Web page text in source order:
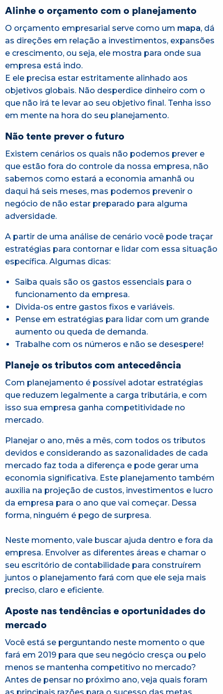
Alinhe o orçamento com o planejamento
O orçamento empresarial serve como um mapa, dá
as direções em relação a investimentos, expansões
e crescimento, ou seja, ele mostra para onde sua
empresa está indo.
E ele precisa estar estritamente alinhado aos
objetivos globais. Não desperdice dinheiro com o
que não irá te levar ao seu objetivo final. Tenha isso
em mente na hora do seu planejamento.
Não tente prever o futuro
Existem cenários os quais não podemos prever e
que estão fora do controle da nossa empresa, não
sabemos como estará a economia amanhã ou
daqui há seis meses, mas podemos prevenir o
negócio de não estar preparado para alguma
adversidade.
A partir de uma análise de cenário você pode traçar
estratégias para contornar e lidar com essa situação
específica. Algumas dicas:
Saiba quais são os gastos essenciais para o
funcionamento da empresa.
Divida-os entre gastos fixos e variáveis.
Pense em estratégias para lidar com um grande
aumento ou queda de demanda.
Trabalhe com os números e não se desespere!
Planeje os tributos com antecedência
Com planejamento é possível adotar estratégias
que reduzem legalmente a carga tributária, e com
isso sua empresa ganha competitividade no
mercado.
Planejar o ano, mês a mês, com todos os tributos
devidos e considerando as sazonalidades de cada
mercado faz toda a diferença e pode gerar uma
economia significativa. Este planejamento também
auxilia na projeção de custos, investimentos e lucro
da empresa para o ano que vai começar. Dessa
forma, ninguém é pego de surpresa.
Neste momento, vale buscar ajuda dentro e fora da
empresa. Envolver as diferentes áreas e chamar o
seu escritório de contabilidade para construírem
juntos o planejamento fará com que ele seja mais
preciso, claro e eficiente.
Aposte nas tendências e oportunidades do
mercado
Você está se perguntando neste momento o que
fará em 2019 para que seu negócio cresça ou pelo
menos se mantenha competitivo no mercado?
Antes de pensar no próximo ano, veja quais foram